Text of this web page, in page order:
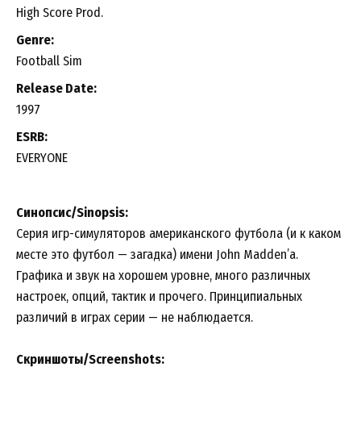
High Score Prod.
Genre:
Football Sim
Release Date:
1997
ESRB:
EVERYONE
Синопсис/Sinopsis:
Серия игр-симуляторов американского футбола (и к каком
месте это футбол — загадка) имени John Madden’a.
Графика и звук на хорошем уровне, много различных
настроек, опций, тактик и прочего. Принципиальных
различий в играх серии — не наблюдается.
Скриншоты/Screenshots: